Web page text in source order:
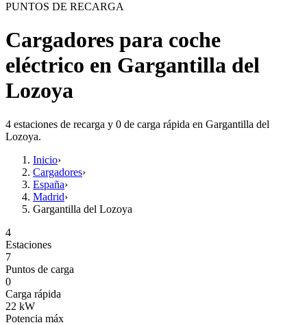
PUNTOS DE RECARGA
Cargadores para coche
eléctrico en Gargantilla del
Lozoya
4 estaciones de recarga y 0 de carga rápida en Gargantilla del
Lozoya.
Inicio›
Cargadores›
España›
Madrid›
Gargantilla del Lozoya
4
Estaciones
7
Puntos de carga
0
Carga rápida
22 kW
Potencia máx